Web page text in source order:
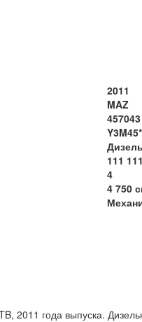
2011
MAZ
Дизель
111
4
4 750
2011 года выпуска.